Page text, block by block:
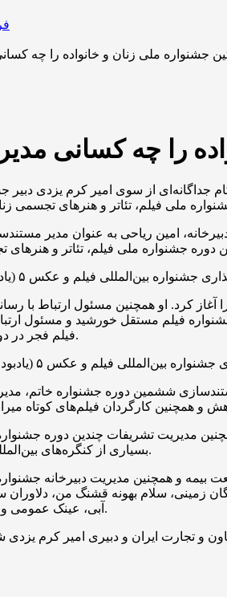
جشنواره ملی زنان و خانواده را چه
را چه کسانی
جداگانه‌ای از سوی امیر کرم یزدی
امین ریاحی به عنوان مدیر
و خبرنگار سینمایی فعالیت خود را آغاز کرد. او همچنین
فیلم مستقل خورشید و مسئول
فیلم فجر در دوره‌های مختلف بوده است.
ششمین دوره جشنواره خاتم،
مدیریت تشریفات چندین دوره
بسیاری از کنگره‌های بین‌المللی را بر عهده داشته است.
و همچنین مدیریت دبیرخانه
زمینی، سلام‌ بهونه قشنگ من، دلاوران
آبی، عینک عمومی و… را بر عهده داشته است.